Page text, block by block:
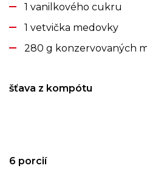
1 vanilkového cukru
1 vetvička medovky
280 g konzervovaných
šťava z kompótu
6 porcií